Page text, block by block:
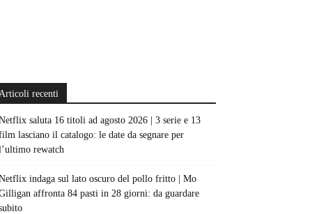
recenti
saluta 16 titoli ad agosto 2026 | 3 serie e 13
lasciano il catalogo: le date da segnare per
rewatch
indaga sul lato oscuro del pollo fritto | Mo
affronta 84 pasti in 28 giorni: da guardare